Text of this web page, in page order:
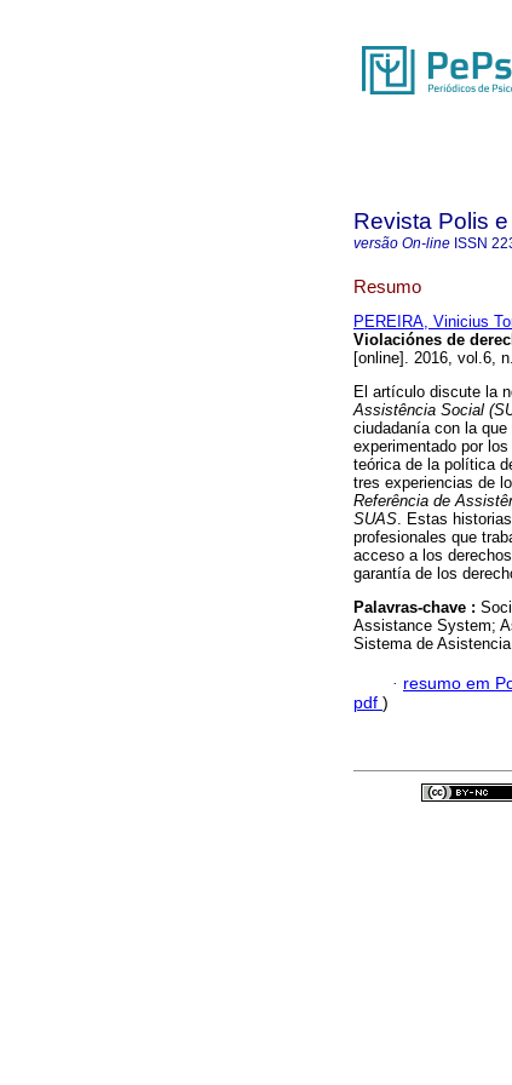
Revista Polis
versão On-line ISSN
Resumo
PEREIRA, Vinicius
Violaciónes de
[online]. 2016, vol.6,
El artículo discute la
Assistência Social
ciudadanía con la
experimentado por
teórica de la política
tres experiencias de
Referência de
SUAS. Estas
profesionales que
acceso a los
garantía de los
Palavras-chave :
Assistance System;
Sistema de
· resumo em
pdf )